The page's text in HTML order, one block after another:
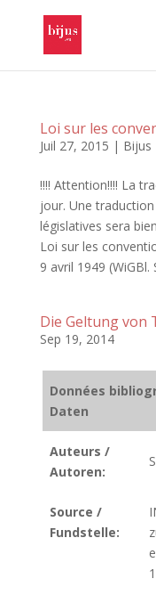
Loi sur les
Juil 27, 2015 | Bijus
!!!! Attention!!!! La
jour. Une
législatives sera
Loi sur les
9 avril 1949 (WiGBl.
Die Geltung von
Sep 19, 2014
Données
Daten
Auteurs /
Autoren:
Source /
Fundstelle: